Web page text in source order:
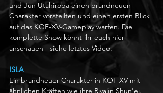
und Jun Utahiroba einen brandneuen
Charakter vorstellten und einen ersten Blick
auf das KOF-XV-Gameplay warfen. Die
komplette Show könnt ihr euch hier
anschauen - siehe letztes Video.
ISLA
Ein brandneuer Charakter in KOF XV mit
ähnlichen Kräften wie ihre Rivalin Shun'ei.